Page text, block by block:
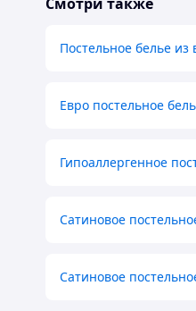
Постельное белье из
Евро постельное
Гипоаллергенное
Сатиновое
Сатиновое